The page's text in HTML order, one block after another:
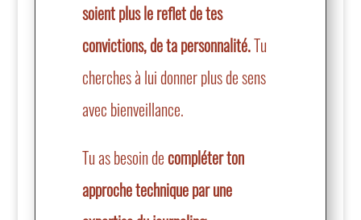
soient plus le reflet de tes
convictions, de ta personnalité.Tu
cherches à lui donner plus de sens
avec bienveillance.
Tu as besoin de compléter ton
approche technique par une